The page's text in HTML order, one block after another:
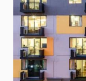
badge
Seguiti
Followers